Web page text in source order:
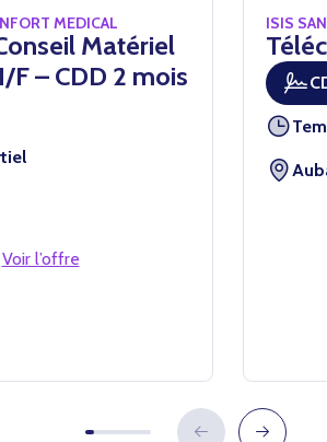
MEDICAL
Matériel
F – CDD 2 mois
Voir l’offre
ISIS